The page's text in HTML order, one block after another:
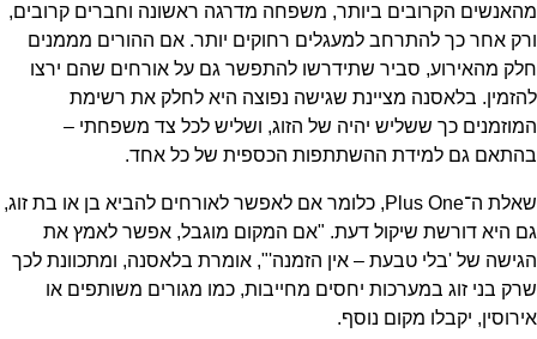
מהאנשים הקרובים ביותר, משפחה מדרגה ראשונה וחברים קרובים,
ורק אחר כך להתרחב למעגלים רחוקים יותר. אם ההורים מממנים
חלק מהאירוע, סביר שתידרשו להתפשר גם על אורחים שהם ירצו
להזמין. בלאסנה מציינת שגישה נפוצה היא לחלק את רשימת
המוזמנים כך ששליש יהיה של הזוג, ושליש לכל צד משפחתי –
בהתאם גם למידת ההשתתפות הכספית של כל אחד.
שאלת ה־Plus One, כלומר אם לאפשר לאורחים להביא בן או בת זוג,
גם היא דורשת שיקול דעת. "אם המקום מוגבל, אפשר לאמץ את
הגישה של 'בלי טבעת – אין הזמנה'", אומרת בלאסנה, ומתכוונת לכך
שרק בני זוג במערכות יחסים מחייבות, כמו מגורים משותפים או
אירוסין, יקבלו מקום נוסף.